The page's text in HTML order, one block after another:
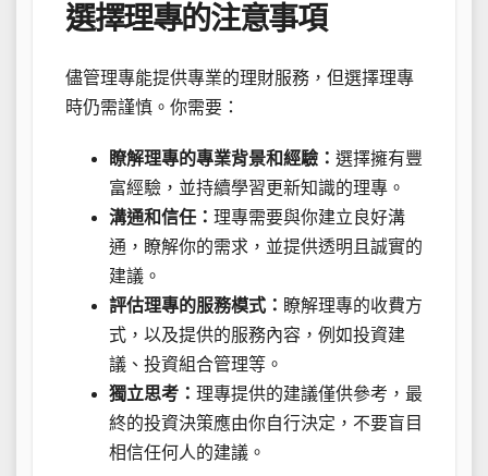
選擇理專的注意事項
儘管理專能提供專業的理財服務，但選擇理專
時仍需謹慎。你需要：
瞭解理專的專業背景和經驗： 選擇擁有豐
富經驗，並持續學習更新知識的理專。
溝通和信任： 理專需要與你建立良好溝
通，瞭解你的需求，並提供透明且誠實的
建議。
評估理專的服務模式： 瞭解理專的收費方
式，以及提供的服務內容，例如投資建
議、投資組合管理等。
獨立思考： 理專提供的建議僅供參考，最
終的投資決策應由你自行決定，不要盲目
相信任何人的建議。